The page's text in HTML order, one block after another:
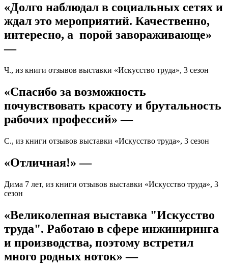
«Долго наблюдал в социальных сетях и
ждал это мероприятий. Качественно,
интересно, а порой завораживающе»
—
Ч., из книги отзывов выставки «Искусство труда», 3 сезон
«Спасибо за возможность
почувствовать красоту и брутальность
рабочих профессий» —
С., из книги отзывов выставки «Искусство труда», 3 сезон
«Отличная!» —
Дима 7 лет, из книги отзывов выставки «Искусство труда», 3
сезон
«Великолепная выставка "Искусство
труда". Работаю в сфере инжиниринга
и производства, поэтому встретил
много родных ноток» —